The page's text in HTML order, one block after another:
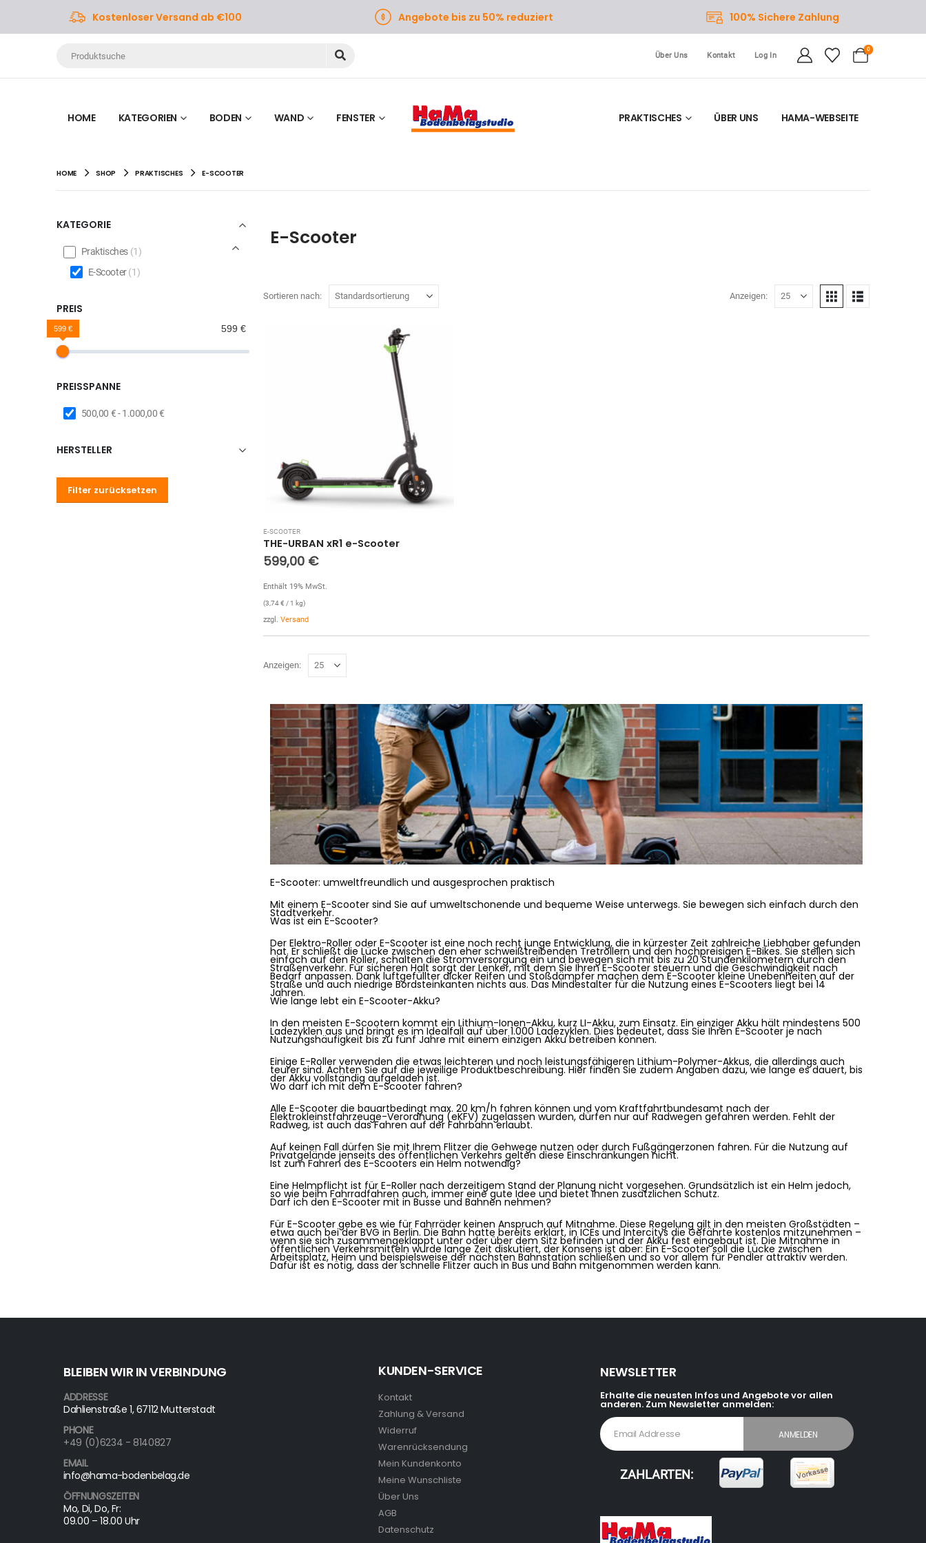
Kostenloser Versand ab €100 Angebote bis zu 50% reduziert 100% Sichere Zahlung
Über Uns Kontakt Log In
0
HOME KATEGORIEN BODEN WAND FENSTER PRAKTISCHES ÜBER UNS HAMA-WEBSEITE
HOME SHOP PRAKTISCHES E-SCOOTER
E-Scooter
Sortieren nach: Anzeigen:
E-SCOOTER
THE-URBAN xR1 e-Scooter
599,00 €
Enthält 19% MwSt.
(3,74€ / 1 kg)
zzgl. Versand
Anzeigen:
E-Scooter: umweltfreundlich und ausgesprochen praktisch
Mit einem E-Scooter sind Sie auf umweltschonende und bequeme Weise unterwegs. Sie bewegen sich einfach durch den
Stadtverkehr.
Was ist ein E-Scooter?
Der Elektro-Roller oder E-Scooter ist eine noch recht junge Entwicklung, die in kürzester Zeit zahlreiche Liebhaber gefunden
hat. Er schließt die Lücke zwischen den eher schweißtreibenden Tretrollern und den hochpreisigen E-Bikes. Sie stellen sich
einfach auf den Roller, schalten die Stromversorgung ein und bewegen sich mit bis zu 20 Stundenkilometern durch den
Straßenverkehr. Für sicheren Halt sorgt der Lenker, mit dem Sie Ihren E-Scooter steuern und die Geschwindigkeit nach
Bedarf anpassen. Dank luftgefüllter dicker Reifen und Stoßdämpfer machen dem E-Scooter kleine Unebenheiten auf der
Straße und auch niedrige Bordsteinkanten nichts aus. Das Mindestalter für die Nutzung eines E-Scooters liegt bei 14
Jahren.
Wie lange lebt ein E-Scooter-Akku?
In den meisten E-Scootern kommt ein Lithium-Ionen-Akku, kurz LI-Akku, zum Einsatz. Ein einziger Akku hält mindestens 500
Ladezyklen aus und bringt es im Idealfall auf über 1.000 Ladezyklen. Dies bedeutet, dass Sie Ihren E-Scooter je nach
Nutzungshäufigkeit bis zu fünf Jahre mit einem einzigen Akku betreiben können.
Einige E-Roller verwenden die etwas leichteren und noch leistungsfähigeren Lithium-Polymer-Akkus, die allerdings auch
teurer sind. Achten Sie auf die jeweilige Produktbeschreibung. Hier finden Sie zudem Angaben dazu, wie lange es dauert, bis
der Akku vollständig aufgeladen ist.
Wo darf ich mit dem E-Scooter fahren?
Alle E-Scooter die bauartbedingt max. 20 km/h fahren können und vom Kraftfahrtbundesamt nach der
Elektrokleinstfahrzeuge-Verordnung (eKFV) zugelassen wurden, dürfen nur auf Radwegen gefahren werden. Fehlt der
Radweg, ist auch das Fahren auf der Fahrbahn erlaubt.
Auf keinen Fall dürfen Sie mit Ihrem Flitzer die Gehwege nutzen oder durch Fußgängerzonen fahren. Für die Nutzung auf
Privatgelände jenseits des öffentlichen Verkehrs gelten diese Einschränkungen nicht.
Ist zum Fahren des E-Scooters ein Helm notwendig?
Eine Helmpflicht ist für E-Roller nach derzeitigem Stand der Planung nicht vorgesehen. Grundsätzlich ist ein Helm jedoch,
so wie beim Fahrradfahren auch, immer eine gute Idee und bietet Ihnen zusätzlichen Schutz.
Darf ich den E-Scooter mit in Busse und Bahnen nehmen?
Für E-Scooter gebe es wie für Fahrräder keinen Anspruch auf Mitnahme. Diese Regelung gilt in den meisten Großstädten –
etwa auch bei der BVG in Berlin. Die Bahn hatte bereits erklärt, in ICEs und Intercitys die Gefährte kostenlos mitzunehmen –
wenn sie sich zusammengeklappt unter oder über dem Sitz befinden und der Akku fest eingebaut ist. Die Mitnahme in
öffentlichen Verkehrsmitteln wurde lange Zeit diskutiert, der Konsens ist aber: Ein E-Scooter soll die Lücke zwischen
Arbeitsplatz, Heim und beispielsweise der nächsten Bahnstation schließen und so vor allem für Pendler attraktiv werden.
Dafür ist es nötig, dass der schnelle Flitzer auch in Bus und Bahn mitgenommen werden kann.
KATEGORIE
Praktisches (1)
E-Scooter(1)
PREIS
599 €
599 €
PREISSPANNE
500,00 €-1.000,00€
HERSTELLER
Filter zurücksetzen
BLEIBEN WIR IN VERBINDUNG
ADDRESSE
Dahlienstraße 1, 67112 Mutterstadt
PHONE
+49 (0)6234 - 8140827
EMAIL
info@hama-bodenbelag.de
ÖFFNUNGSZEITEN
Mo, Di, Do, Fr:
09.00 – 18.00 Uhr
KUNDEN-SERVICE
Kontakt
Zahlung & Versand
Widerruf
Warenrücksendung
Mein Kundenkonto
Meine Wunschliste
Über Uns
AGB
Datenschutz
NEWSLETTER
Erhalte die neusten Infos und Angebote vor allen
anderen. Zum Newsletter anmelden:
ZAHLARTEN: